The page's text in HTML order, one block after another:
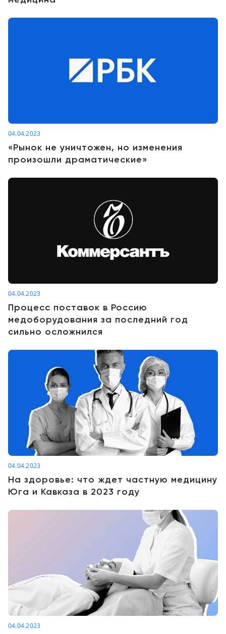
04.04.2023
«Рынок не уничтожен, но изменения
произошли драматические»
04.04.2023
Процесс поставок в Россию
медоборудования за последний год
сильно осложнился
04.04.2023
На здоровье: что ждет частную медицину
Юга и Кавказа в 2023 году
04.04.2023